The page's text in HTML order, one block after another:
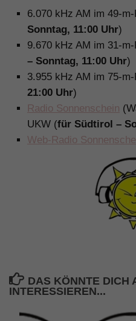
6.070 kHz AM im 49-
Sonntag, 11:00 Uhr)
9.670 kHz AM im 31-
– Sonntag, 11:00 Uhr)
3.955 kHz AM im 75-
21:00 Uhr)
Radio Sonnenschein
UKW (für Südtirol –
Web-Radio
DAS KÖNNTE DICH
INTERESSIEREN...